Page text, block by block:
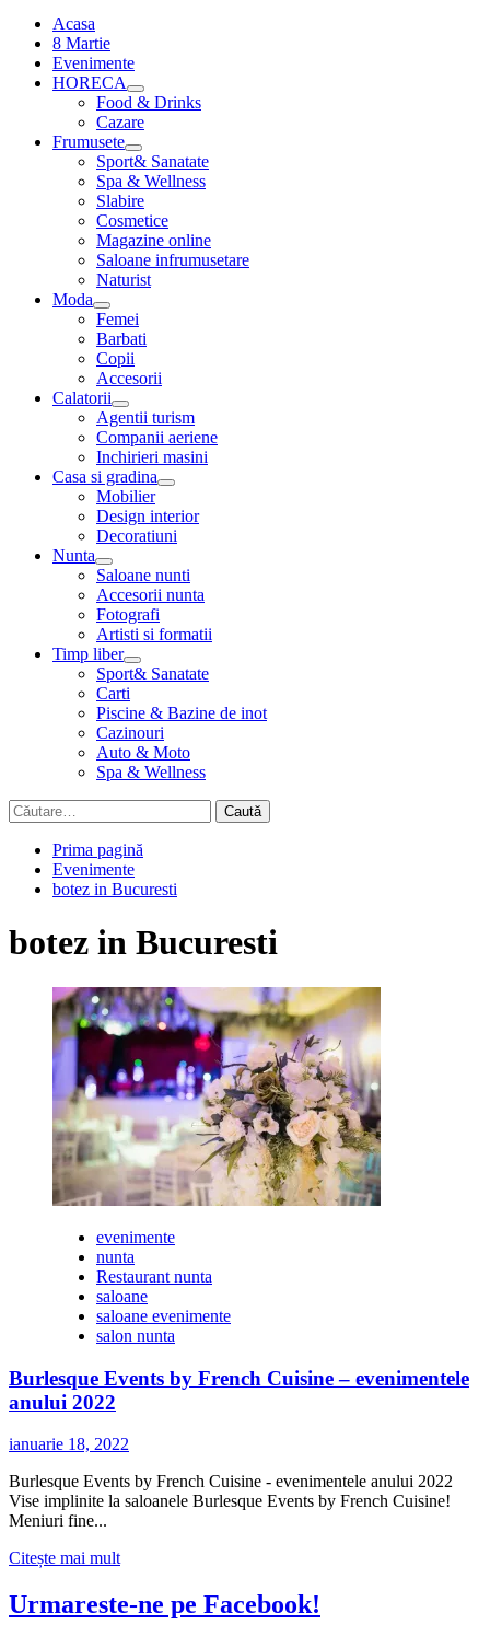
Acasa
8 Martie
Evenimente
HORECA
Food & Drinks
Cazare
Frumusete
Sport& Sanatate
Spa & Wellness
Slabire
Cosmetice
Magazine online
Saloane infrumusetare
Naturist
Moda
Femei
Barbati
Copii
Accesorii
Calatorii
Agentii turism
Companii aeriene
Inchirieri masini
Casa si gradina
Mobilier
Design interior
Decoratiuni
Nunta
Saloane nunti
Accesorii nunta
Fotografi
Artisti si formatii
Timp liber
Sport& Sanatate
Carti
Piscine & Bazine de inot
Cazinouri
Auto & Moto
Spa & Wellness
Caută
după:
Prima pagină
Evenimente
botez in Bucuresti
botez in Bucuresti
evenimente
nunta
Restaurant nunta
saloane
saloane evenimente
salon nunta
Burlesque Events by French Cuisine – evenimentele
anului 2022
ianuarie 18, 2022
Burlesque Events by French Cuisine - evenimentele anului 2022
Vise implinite la saloanele Burlesque Events by French Cuisine!
Meniuri fine...
Citește mai multCitește
despre
Urmareste-ne pe Facebook!